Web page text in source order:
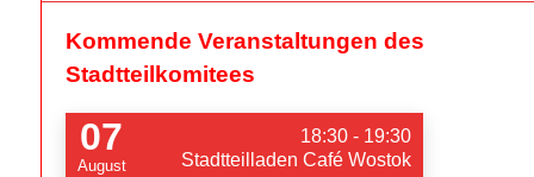
Kommende Veranstaltungen des
Stadtteilkomitees
07
August
18:30 - 19:30
Stadtteilladen Café Wostok